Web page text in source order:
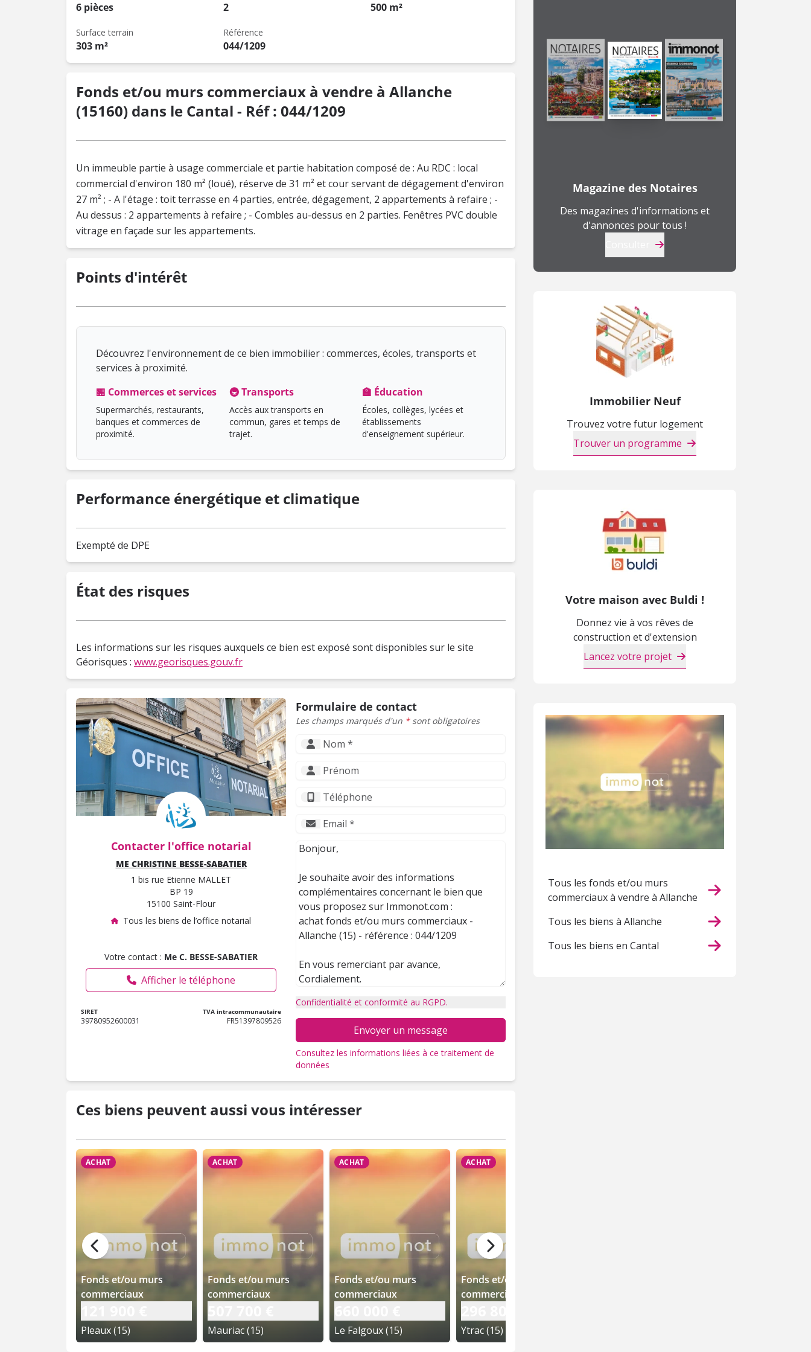
6 pièces 2 500 m²
Surface terrain
303 m²
Référence
044/1209
Fonds et/ou murs commerciaux à vendre à Allanche
(15160) dans le Cantal - Réf : 044/1209
Un immeuble partie à usage commerciale et partie habitation composé de : Au RDC : local
commercial d'environ 180 m² (loué), réserve de 31 m² et cour servant de dégagement d'environ
27 m² ; - A l'étage : toit terrasse en 4 parties, entrée, dégagement, 2 appartements à refaire ; -
Au dessus : 2 appartements à refaire ; - Combles au-dessus en 2 parties. Fenêtres PVC double
vitrage en façade sur les appartements.
Points d'intérêt
Découvrez l'environnement de ce bien immobilier : commerces, écoles, transports et
services à proximité.
🏪 Commerces et services
Supermarchés, restaurants,
banques et commerces de
proximité.
🚇 Transports
Accès aux transports en
commun, gares et temps de
trajet.
🏫 Éducation
Écoles, collèges, lycées et
établissements
d'enseignement supérieur.
Performance énergétique et climatique
Exempté de DPE
État des risques
Les informations sur les risques auxquels ce bien est exposé sont disponibles sur le site
Géorisques : www.georisques.gouv.fr
Contacter l'office notarial
ME CHRISTINE BESSE-SABATIER
1 bis rue Etienne MALLET
BP 19
15100 Saint-Flour
Tous les biens de l’office notarial
Votre contact : Me C. BESSE-SABATIER
Afficher le téléphone
SIRET
39780952600031
TVA intracommunautaire
FR51397809526
Formulaire de contact
Les champs marqués d'un *sont obligatoires
Confidentialité et conformité au RGPD.
Envoyer un message
Consultez les informations liées à ce traitement de
données
Ces biens peuvent aussi vous intéresser
ACHAT
Fonds et/ou murs
commerciaux
Pleaux (15)
ACHAT
Fonds et/ou murs
commerciaux
Mauriac (15)
ACHAT
Fonds et/ou murs
commerciaux
Le Falgoux (15)
ACHAT
Fonds et/ou murs
commerciaux
Ytrac (15)
Magazine des Notaires
Des magazines d'informations et
d'annonces pour tous !
Immobilier Neuf
Trouvez votre futur logement
Trouver un programme
Votre maison avec Buldi !
Donnez vie à vos rêves de
construction et d'extension
Lancez votre projet
Tous les fonds et/ou murs
commerciaux à vendre à Allanche
Tous les biens à Allanche
Tous les biens en Cantal